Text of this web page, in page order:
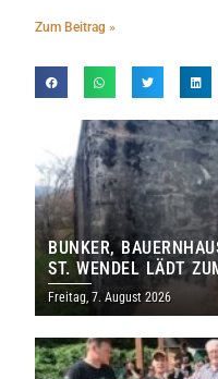
Zum Beitrag »
BUNKER,
ST. WENDEL LÄDT
DENKMALS EIN
Freitag, 7. August 2026